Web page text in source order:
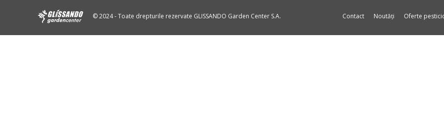
newnew
© 2024 - Toate drepturile rezervate GLISSANDO Garden Center S.A. Contact Noutăți Oferte